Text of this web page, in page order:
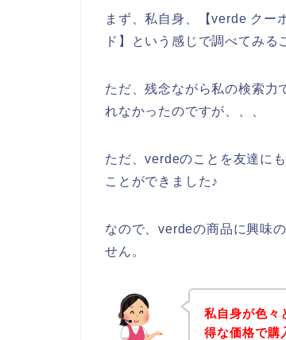
まず、私自身、【verde クー
ド】という感じで調べてみる
ただ、残念ながら私の検索力
れなかったのですが、、、
ただ、verdeのことを友達に
ことができました♪
なので、verdeの商品に興味
せん。
私自身が色々
得な価格で購